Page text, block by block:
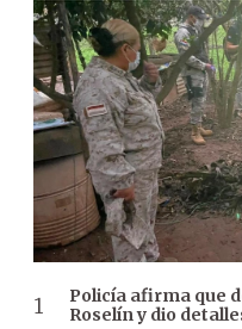
Policía afirma que
Roselín y dio